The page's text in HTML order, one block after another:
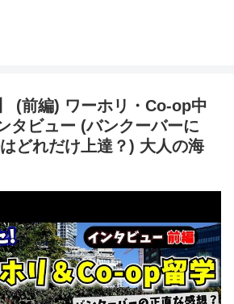
(前編) ワーホリ・Co-op中
タビュー (バンクーバーに
どれだけ上達？) 大人の海